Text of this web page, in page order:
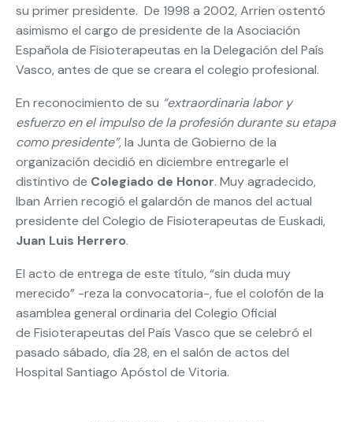
su primer presidente. De 1998 a 2002, Arrien ostentó
asimismo el cargo de presidente de la Asociación
Española de Fisioterapeutas en la Delegación del País
Vasco, antes de que se creara el colegio profesional.
En reconocimiento de su “extraordinaria labor y
esfuerzo en el impulso de la profesión durante su etapa
como presidente”, la Junta de Gobierno de la
organización decidió en diciembre entregarle el
distintivo de Colegiado de Honor. Muy agradecido,
Iban Arrien recogió el galardón de manos del actual
presidente del Colegio de Fisioterapeutas de Euskadi,
Juan Luis Herrero.
El acto de entrega de este título, “sin duda muy
merecido” -reza la convocatoria-, fue el colofón de la
asamblea general ordinaria del Colegio Oficial
de Fisioterapeutas del País Vasco que se celebró el
pasado sábado, día 28, en el salón de actos del
Hospital Santiago Apóstol de Vitoria.